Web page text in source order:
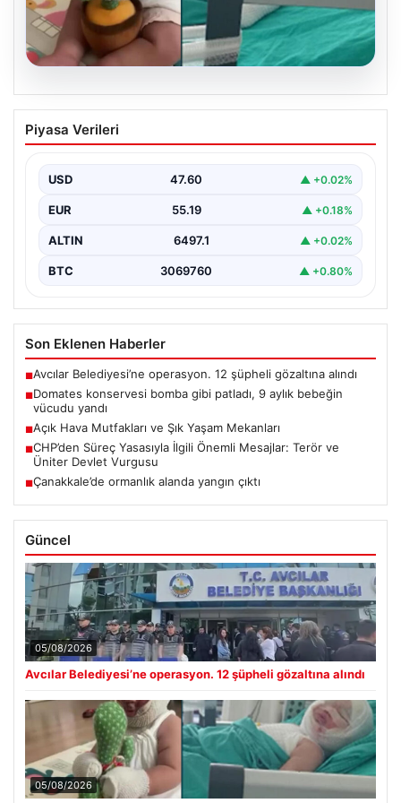
05.08.2026
Domates konservesi bomba gibi patladı,
9 aylık bebeğin vücudu yandı
Aylık Bebek Yanıklarla Mücadele Etti", "content":
"Mersin'in…
Piyasa Verileri
USD 47.60 ▲ +0.02%
EUR 55.19 ▲ +0.18%
ALTIN 6497.1 ▲ +0.02%
BTC 3069760 ▲ +0.80%
Son Eklenen Haberler
■Avcılar Belediyesi’ne operasyon. 12 şüpheli gözaltına alındı
■Domates konservesi bomba gibi patladı, 9 aylık bebeğin
vücudu yandı
■Açık Hava Mutfakları ve Şık Yaşam Mekanları
■CHP’den Süreç Yasasıyla İlgili Önemli Mesajlar: Terör ve
Üniter Devlet Vurgusu
■Çanakkale’de ormanlık alanda yangın çıktı
Güncel
05/08/2026
Avcılar Belediyesi’ne operasyon. 12 şüpheli gözaltına alındı
05/08/2026